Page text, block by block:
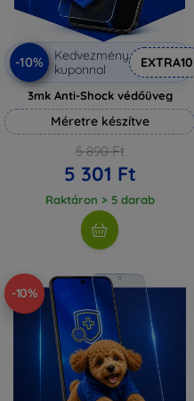
-10%
Kedvezmény
kuponnal
EXTRA10
3mk Anti-Shock védőüveg
Méretre készítve
5 890 Ft
5 301 Ft
Raktáron > 5 darab
-10%